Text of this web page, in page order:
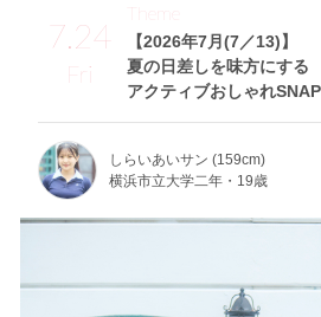
7.24
Fri
【2026年7月(7／13)】
夏の日差しを味方にする
アクティブおしゃれ
Theme
しらいあいサン (159cm)
横浜市立大学二年・19歳